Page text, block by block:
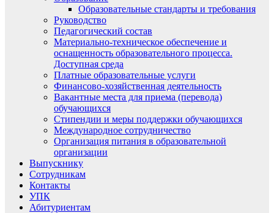
Образовательные стандарты и требования
Руководство
Педагогический состав
Материально-техническое обеспечение и
оснащенность образовательного процесса.
Доступная среда
Платные образовательные услуги
Финансово-хозяйственная деятельность
Вакантные места для приема (перевода)
обучающихся
Стипендии и меры поддержки обучающихся
Международное сотрудничество
Организация питания в образовательной
организации
Выпускнику
Сотрудникам
Контакты
УПК
Абитуриентам